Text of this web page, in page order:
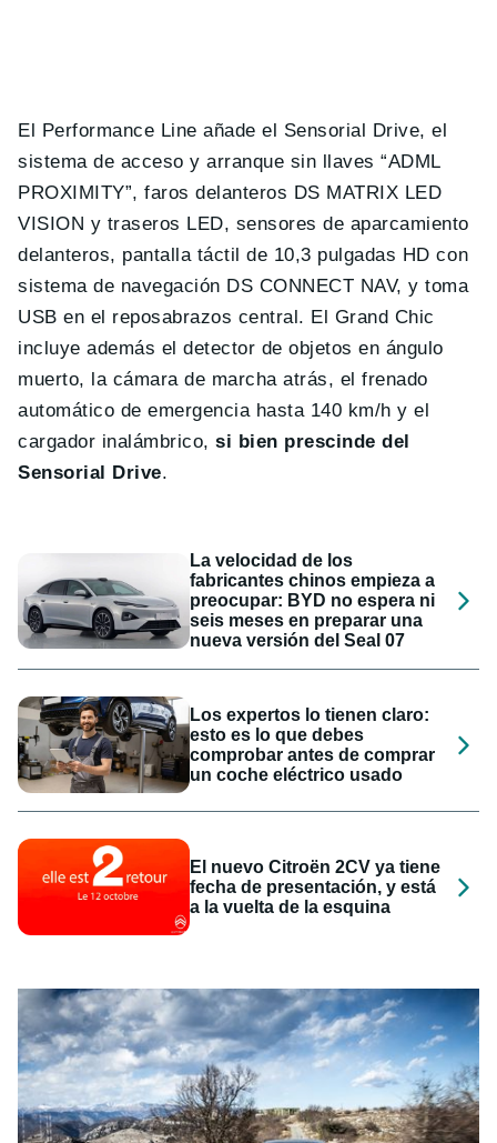
El Performance Line añade el Sensorial Drive, el
sistema de acceso y arranque sin llaves “ADML
PROXIMITY”, faros delanteros DS MATRIX LED
VISION y traseros LED, sensores de aparcamiento
delanteros, pantalla táctil de 10,3 pulgadas HD con
sistema de navegación DS CONNECT NAV, y toma
USB en el reposabrazos central. El Grand Chic
incluye además el detector de objetos en ángulo
muerto, la cámara de marcha atrás, el frenado
automático de emergencia hasta 140 km/h y el
cargador inalámbrico,si bien prescinde del
Sensorial Drive.
La velocidad de los
fabricantes chinos empieza a
preocupar: BYD no espera ni
seis meses en preparar una
nueva versión del Seal 07
Los expertos lo tienen claro:
esto es lo que debes
comprobar antes de comprar
un coche eléctrico usado
El nuevo Citroën 2CV ya tiene
fecha de presentación, y está
a la vuelta de la esquina